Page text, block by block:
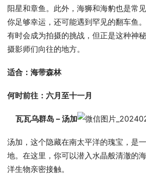
阳星和章鱼。此外，海狮和海豹也是常
你足够幸运，还可能遇到罕见的翻车鱼
有时会成为拍摄的挑战，但正是这种神
摄影师们向往的地方。
适合：海带森林
何时前往：六月至十一月
瓦瓦乌群岛 – 汤加
汤加，这个隐藏在南太平洋的瑰宝，是
地。在这里，你可以潜入水晶般清澈的
洋生物亲密接触。